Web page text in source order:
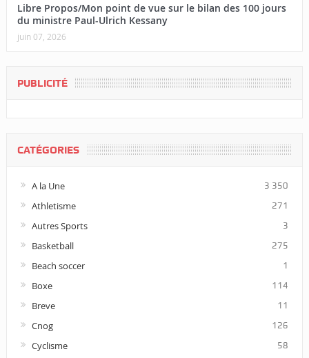
Libre Propos/Mon point de vue sur le bilan des 100 jours
du ministre Paul-Ulrich Kessany
juin 07, 2026
PUBLICITÉ
CATÉGORIES
A la Une 3 350
Athletisme 271
Autres Sports 3
Basketball 275
Beach soccer 1
Boxe 114
Breve 11
Cnog 126
Cyclisme 58